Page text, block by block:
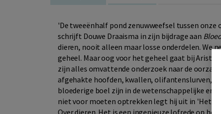
'De tweeënhalf pond zenuwweefsel tussen
schrijft Douwe Draaisma in zijn bijdrage aan
dieren, nooit alleen maar losse onderdelen. We
geheel. Maar oog voor het geheel gaat bij
zijn alles omvattende onderzoek naar de
afgehakte hoofden, kwallen, olifantenslurven,
bloederige boel zijn in de wetenschappelijke en
niet voor moeten optrekken legt hij uit in 'Het
Over dieren. Het is een ingenieuze lofrede op het